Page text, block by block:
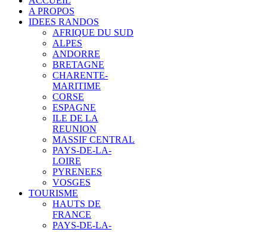
A PROPOS
IDEES RANDOS
AFRIQUE DU SUD
ALPES
ANDORRE
BRETAGNE
CHARENTE-
MARITIME
CORSE
ESPAGNE
ILE DE LA
REUNION
MASSIF CENTRAL
PAYS-DE-LA-
LOIRE
PYRENEES
VOSGES
TOURISME
HAUTS DE
FRANCE
PAYS-DE-LA-